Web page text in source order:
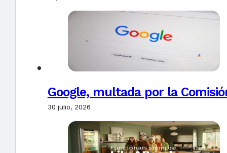
Google, multada por la
30 julio, 2026